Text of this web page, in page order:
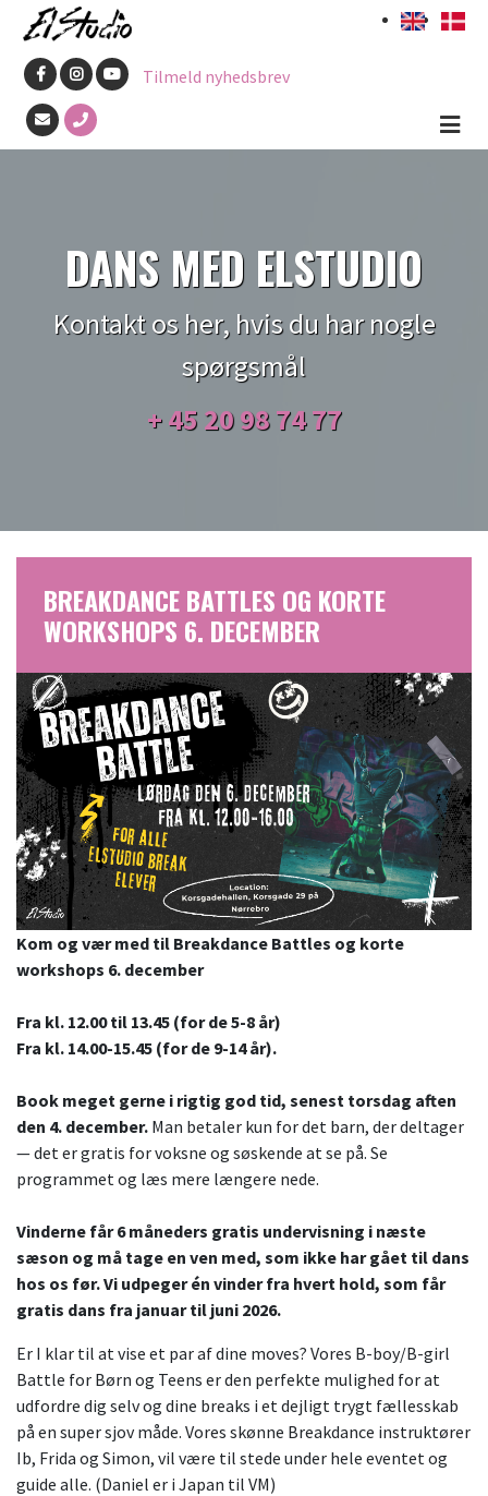
hovedindhold
Tilmeld nyhedsbrev
DANS MED ELSTUDIO
Kontakt os her, hvis du har nogle
spørgsmål
+ 45 20 98 74 77
BREAKDANCE BATTLES OG KORTE
WORKSHOPS 6. DECEMBER
Kom og vær med til Breakdance Battles og korte
workshops 6. december
Fra kl. 12.00 til 13.45 (for de 5-8 år)
Fra kl. 14.00-15.45 (for de 9-14 år).
Book meget gerne i rigtig god tid, senest torsdag aften
den 4. december. Man betaler kun for det barn, der deltager
— det er gratis for voksne og søskende at se på. Se
programmet og læs mere længere nede.
Vinderne får 6 måneders gratis undervisning i næste
sæson og må tage en ven med, som ikke har gået til dans
hos os før. Vi udpeger én vinder fra hvert hold, som får
gratis dans fra januar til juni 2026.​
Er I klar til at vise et par af dine moves? Vores B-boy/B-girl
Battle for Børn og Teens er den perfekte mulighed for at
udfordre dig selv og dine breaks i et dejligt trygt fællesskab
på en super sjov måde. Vores skønne Breakdance instruktører
Ib, Frida og Simon, vil være til stede under hele eventet og
guide alle. (Daniel er i Japan til VM)